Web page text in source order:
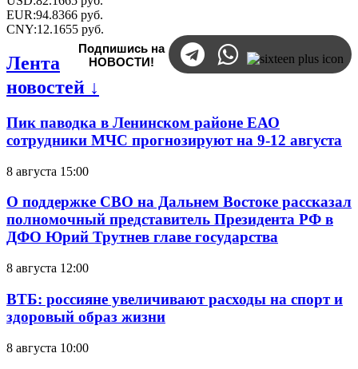
EUR:94.8366 руб.
CNY:12.1655 руб.
Подпишись на
НОВОСТИ!
Лента
новостей ↓
Пик паводка в Ленинском районе ЕАО
сотрудники МЧС прогнозируют на 9-12 августа
8 августа 15:00
О поддержке СВО на Дальнем Востоке рассказал
полномочный представитель Президента РФ в
ДФО Юрий Трутнев главе государства
8 августа 12:00
ВТБ: россияне увеличивают расходы на спорт и
здоровый образ жизни
8 августа 10:00